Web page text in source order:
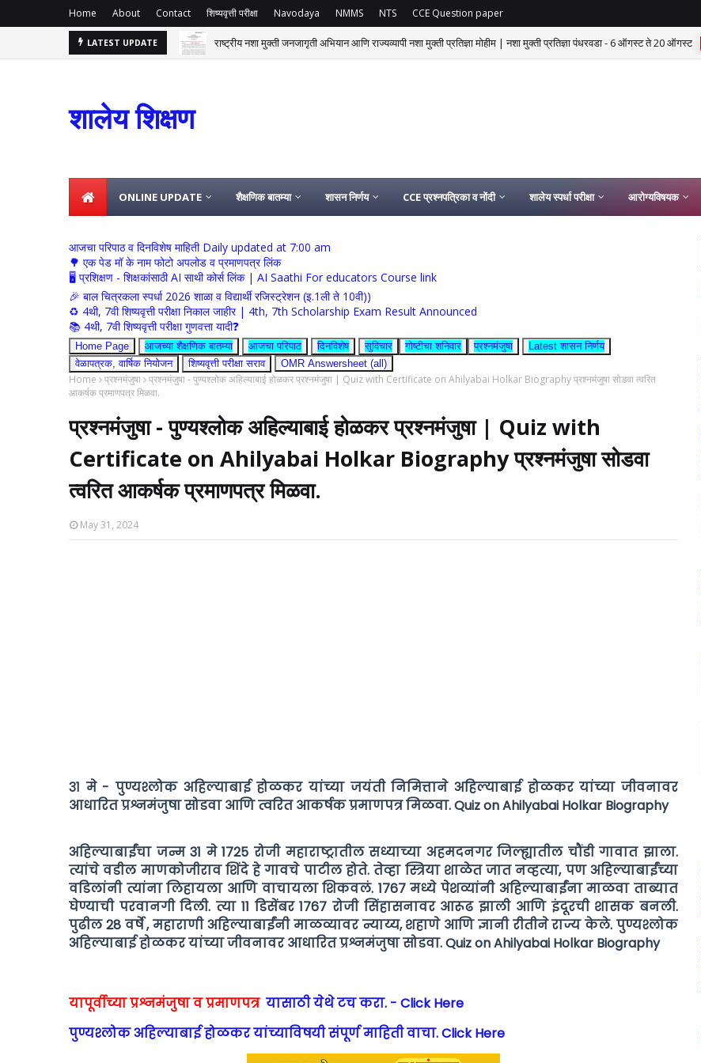
Home About Contact शिष्यवृत्ती परीक्षा Navodaya NMMS NTS CCE Question paper
LATEST UPDATE राष्ट्रीय नशा मुक्ती जनजागृती अभियान आणि राज्यव्यापी नशा मुक्ती प्रतिज्ञा मोहीम | नशा मुक्ती प्रतिज्ञा पंधरवडा - 6 ऑगस्ट ते 20 ऑगस्ट
शालेय शिक्षण
ONLINE UPDATE शैक्षणिक बातम्या शासन निर्णय CCE प्रश्नपत्रिका व नोंदी शालेय स्पर्धा परीक्षा आरोग्यविषयक
आजचा परिपाठ व दिनविशेष माहिती Daily updated at 7:00 am
🌳 एक पेड मॉ के नाम फोटो अपलोड व प्रमाणपत्र लिंक
🖥 प्रशिक्षण - शिक्षकांसाठी AI साथी कोर्स लिंक | AI Saathi For educators Course link
🎉 बाल चित्रकला स्पर्धा 2026 शाळा व विद्यार्थी रजिस्ट्रेशन (इ.1ली ते 10वी))
♻️ 4थी, 7वी शिष्यवृत्ती परीक्षा निकाल जाहीर | 4th, 7th Scholarship Exam Result Announced
📚 4थी, 7वी शिष्यवृत्ती परीक्षा गुणवत्ता यादी❓
Home Page आजच्या शैक्षणिक बातम्या आजचा परिपाठ दिनविशेष सुविचार गोष्टीचा शनिवार प्रश्नमंजुषा
Latest शासन निर्णय
वेळापत्रक, वार्षिक नियोजन
शिष्यवृत्ती परीक्षा सराव OMR Answersheet (all)
Home प्रश्नमंजुषा प्रश्नमंजुषा - पुण्यश्लोक अहिल्याबाई होळकर प्रश्नमंजुषा | Quiz with Certificate on Ahilyabai Holkar Biography प्रश्नमंजुषा सोडवा त्वरित
आकर्षक प्रमाणपत्र मिळवा.
प्रश्नमंजुषा - पुण्यश्लोक अहिल्याबाई होळकर प्रश्नमंजुषा | Quiz with
Certificate on Ahilyabai Holkar Biography प्रश्नमंजुषा सोडवा
त्वरित आकर्षक प्रमाणपत्र मिळवा.
May 31, 2024
३१ मे - पुण्यश्लोक अहिल्याबाई होळकर यांच्या जयंती निमित्ताने अहिल्याबाई होळकर यांच्या जीवनावर
आधारित प्रश्नमंजुषा सोडवा आणि त्वरित आकर्षक प्रमाणपत्र मिळवा. Quiz on Ahilyabai Holkar Biography
अहिल्याबाईंचा जन्म 31 मे 1725 रोजी महाराष्ट्रातील सध्याच्या अहमदनगर जिल्ह्यातील चौंडी गावात झाला.
त्यांचे वडील माणकोजीराव शिंदे हे गावचे पाटील होते. तेव्हा स्त्रिया शाळेत जात नव्हत्या, पण अहिल्याबाईंच्या
वडिलांनी त्यांना लिहायला आणि वाचायला शिकवलं. 1767 मध्ये पेशव्यांनी अहिल्याबाईंना माळवा ताब्यात
घेण्याची परवानगी दिली. त्या 11 डिसेंबर 1767 रोजी सिंहासनावर आरूढ झाली आणि इंदूरची शासक बनली.
पुढील 28 वर्षे , महाराणी अहिल्याबाईंनी माळव्यावर न्याय्य, शहाणे आणि ज्ञानी रीतीने राज्य केले. पुण्यश्लोक
अहिल्याबाई होळकर यांच्या जीवनावर आधारित प्रश्नमंजुषा सोडवा. Quiz on Ahilyabai Holkar Biography
यापूर्वीच्या प्रश्नमंजुषा व प्रमाणपत्रयासाठी येथे टच करा. - Click Here
पुण्यश्लोक अहिल्याबाई होळकर यांच्याविषयी संपूर्ण माहिती वाचा. Click Here